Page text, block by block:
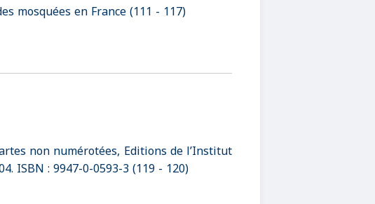
mosquées en France (111 - 117)
non numérotées, Editions de l’Institut
ISBN : 9947-0-0593-3 (119 - 120)